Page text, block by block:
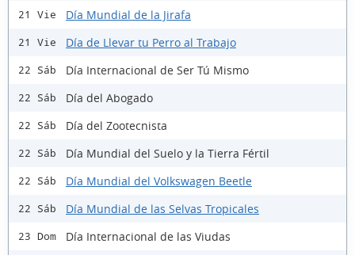
21 Vie Día Mundial de la Jirafa
21 Vie Día de Llevar tu Perro al Trabajo
22 Sáb Día Internacional de Ser Tú Mismo
22 Sáb Día del Abogado
22 Sáb Día del Zootecnista
22 Sáb Día Mundial del Suelo y la Tierra Fértil
22 Sáb Día Mundial del Volkswagen Beetle
22 Sáb Día Mundial de las Selvas Tropicales
23 Dom Día Internacional de las Viudas